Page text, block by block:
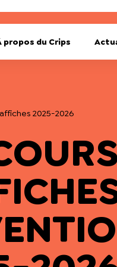
propos du Crips
2025-2026